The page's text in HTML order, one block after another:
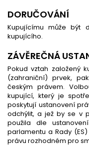
DORUČOVÁNÍ
Kupujícímu může být
kupujícího.
ZÁVĚREČNÁ
Pokud vztah založený
(zahraniční) prvek,
českým právem.
kupující, který je
poskytují ustanovení
odchýlit, a jež by se v
použila dle
parlamentu a Rady
právu rozhodném pro